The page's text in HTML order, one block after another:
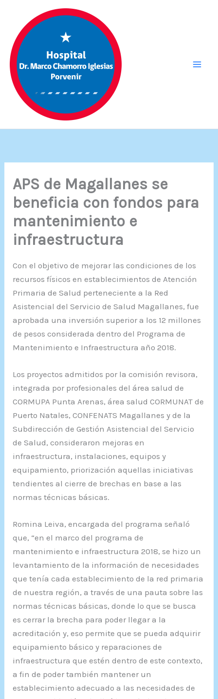
contenido
APS de Magallanes se
beneficia con fondos para
mantenimiento e
infraestructura
Con el objetivo de mejorar las condiciones de los
recursos físicos en establecimientos de Atención
Primaria de Salud perteneciente a la Red
Asistencial del Servicio de Salud Magallanes, fue
aprobada una inversión superior a los 12 millones
de pesos considerada dentro del Programa de
Mantenimiento e Infraestructura año 2018.
Los proyectos admitidos por la comisión revisora,
integrada por profesionales del área salud de
CORMUPA Punta Arenas, área salud CORMUNAT de
Puerto Natales, CONFENATS Magallanes y de la
Subdirección de Gestión Asistencial del Servicio
de Salud, consideraron mejoras en
infraestructura, instalaciones, equipos y
equipamiento, priorización aquellas iniciativas
tendientes al cierre de brechas en base a las
normas técnicas básicas.
Romina Leiva, encargada del programa señaló
que, “en el marco del programa de
mantenimiento e infraestructura 2018, se hizo un
levantamiento de la información de necesidades
que tenía cada establecimiento de la red primaria
de nuestra región, a través de una pauta sobre las
normas técnicas básicas, donde lo que se busca
es cerrar la brecha para poder llegar a la
acreditación y, eso permite que se pueda adquirir
equipamiento básico y reparaciones de
infraestructura que estén dentro de este contexto,
a fin de poder también mantener un
establecimiento adecuado a las necesidades de